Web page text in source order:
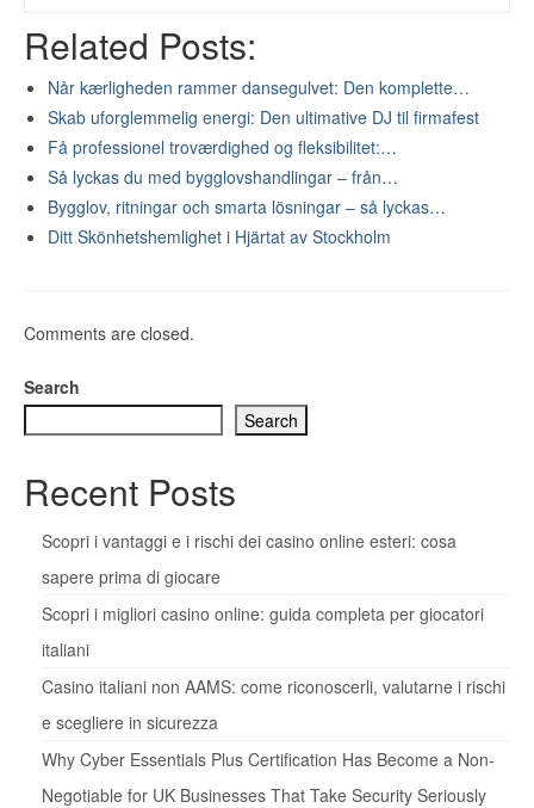
Related Posts:
Når kærligheden rammer dansegulvet: Den komplette…
Skab uforglemmelig energi: Den ultimative DJ til firmafest
Få professionel troværdighed og fleksibilitet:…
Så lyckas du med bygglovshandlingar – från…
Bygglov, ritningar och smarta lösningar – så lyckas…
Ditt Skönhetshemlighet i Hjärtat av Stockholm
Comments are closed.
Search
Search
Recent Posts
Scopri i vantaggi e i rischi dei casino online esteri: cosa
sapere prima di giocare
Scopri i migliori casino online: guida completa per giocatori
italiani
Casino italiani non AAMS: come riconoscerli, valutarne i rischi
e scegliere in sicurezza
Why Cyber Essentials Plus Certification Has Become a Non-
Negotiable for UK Businesses That Take Security Seriously